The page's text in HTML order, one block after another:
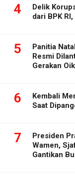
4
Delik
dari BPK
5
Panitia
Resmi
Gerakan
6
Kembali
Saat
7
Presiden
Wamen,
Gantikan